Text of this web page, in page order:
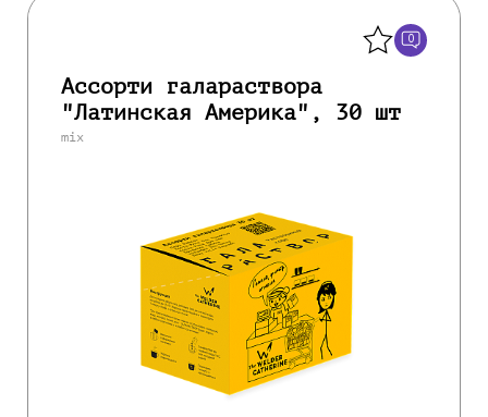
0
Ассорти галараствора
"Латинская Америка", 30 шт
mix